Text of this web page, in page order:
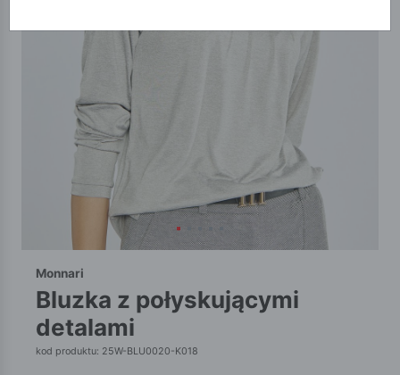
Monnari
bluzka z połyskującymi
detalami
kod produktu: 25W-BLU0020-K018